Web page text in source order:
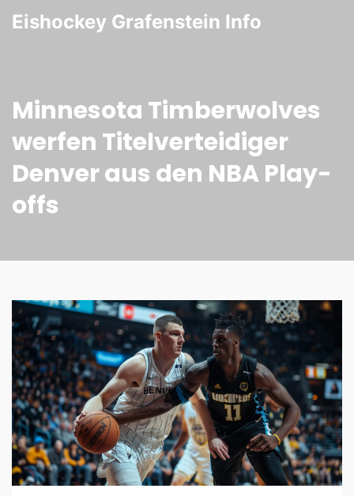
Eishockey Grafenstein Info
Minnesota Timberwolves
werfen Titelverteidiger
Denver aus den NBA Play-
offs